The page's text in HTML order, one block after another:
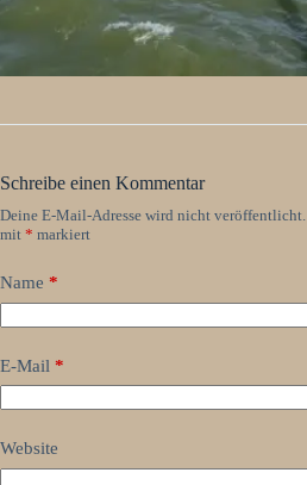
Schreibe einen Kommentar
Deine E-Mail-Adresse wird nicht veröffentlicht.
mit * markiert
Name *
E-Mail *
Website